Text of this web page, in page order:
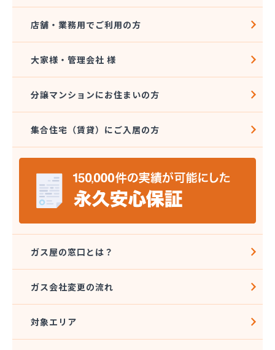
店舗・業務用でご利用の方
大家様・管理会社 様
分譲マンションにお住まいの方
集合住宅（賃貸）にご入居の方
ガス屋の窓口とは？
ガス会社変更の流れ
対象エリア